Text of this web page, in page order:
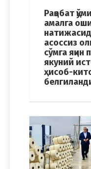
Рақобат
амалга
асоссиз
сўмга яқин
якуний
ҳисоб-